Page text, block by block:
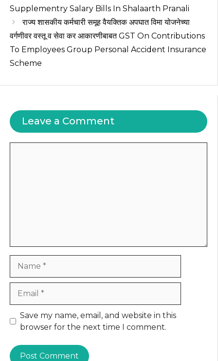
k
Supplementry Salary Bills In Shalaarth Pranali
राज्य शासकीय कर्मचारी समूह वैयक्तिक अपघात विमा योजनेच्या
वर्गणीवर वस्तू व सेवा कर आकारणीबाबत GST On Contributions
To Employees Group Personal Accident Insurance
Scheme
Leave a Comment
Website
Save my name, email, and website in this
browser for the next time I comment.